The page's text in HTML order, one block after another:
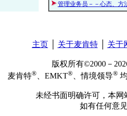
管理业务员－－心态、方
主页│ 关于麦肯特│ 关于
版权所有©2000－
麦肯特® 、EMKT® 、情境领导®
未经书面明确许可，本
如有任何意